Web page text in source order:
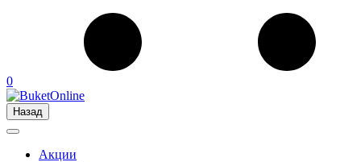
0
Назад
Акции